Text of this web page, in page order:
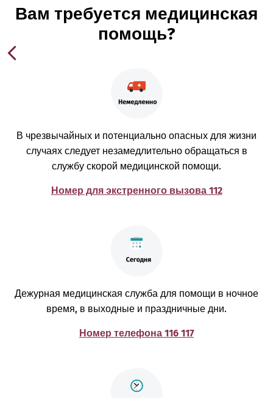
Вам требуется медицинская
помощь?
В чрезвычайных и потенциально опасных для жизни
случаях следует незамедлительно обращаться в
службу скорой медицинской помощи.
Номер для экстренного вызова 112
Дежурная медицинская служба для помощи в ночное
время, в выходные и праздничные дни.
Номер телефона 116 117